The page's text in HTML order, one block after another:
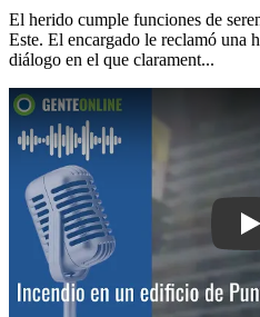
El herido cumple funciones de
Este. El encargado le reclamó una
diálogo en el que clarament...